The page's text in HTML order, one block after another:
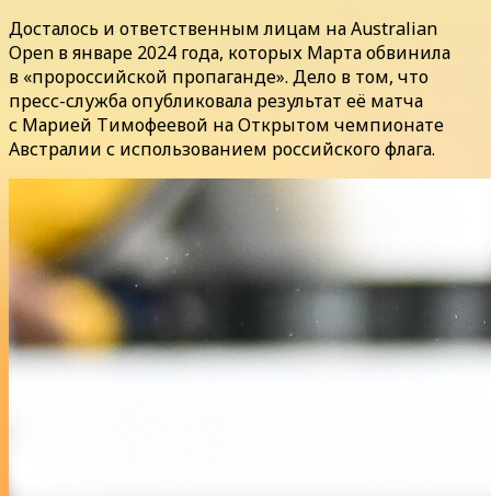
Досталось и ответственным лицам на Australian
Open в январе 2024 года, которых Марта обвинила
в «пророссийской пропаганде». Дело в том, что
пресс-служба опубликовала результат её матча
с Марией Тимофеевой на Открытом чемпионате
Австралии с использованием российского флага.